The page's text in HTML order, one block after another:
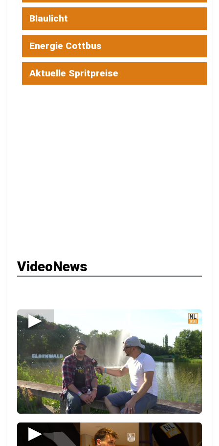
Blaulicht
Energie Cottbus
Aktuelle Spritpreise
VideoNews
▶
▶